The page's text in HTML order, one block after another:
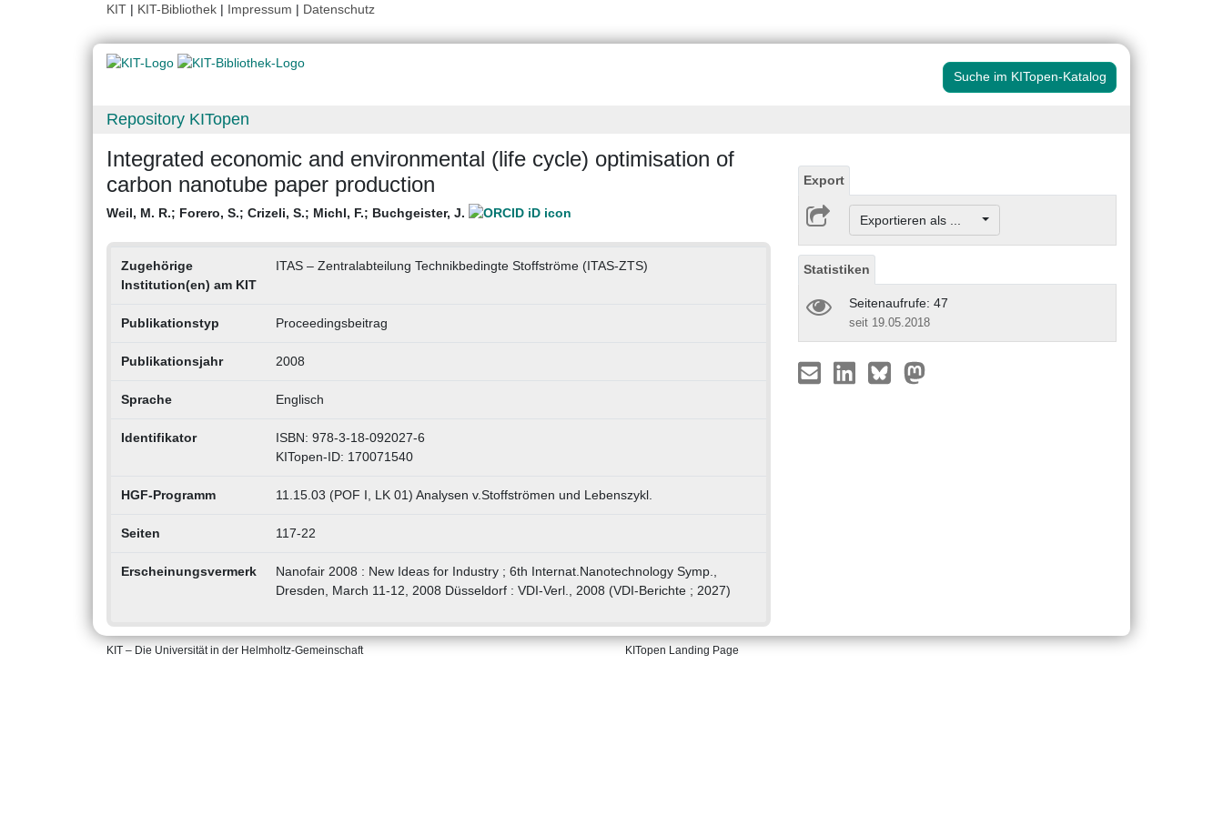
KIT | KIT-Bibliothek | Impressum | Datenschutz
Suche im KITopen-Katalog
Repository KITopen
Integrated economic and environmental (life cycle) optimisation of
carbon nanotube paper production
Weil, M. R.; Forero, S.; Crizeli, S.; Michl, F.; Buchgeister, J.
Zugehörige
Institution(en) am KIT
ITAS – Zentralabteilung Technikbedingte Stoffströme (ITAS-ZTS)
Publikationstyp Proceedingsbeitrag
Publikationsjahr 2008
Sprache Englisch
Identifikator
ISBN: 978-3-18-092027-6
KITopen-ID: 170071540
HGF-Programm 11.15.03 (POF I, LK 01) Analysen v.Stoffströmen und Lebenszykl.
Seiten 117-22
Erscheinungsvermerk
Nanofair 2008 : New Ideas for Industry ; 6th Internat.Nanotechnology Symp.,
Dresden, March 11-12, 2008 Düsseldorf : VDI-Verl., 2008 (VDI-Berichte ; 2027)
Export
Exportieren als ...
Statistiken
Seitenaufrufe: 47
seit 19.05.2018
KIT – Die Universität in der Helmholtz-Gemeinschaft KITopen Landing Page